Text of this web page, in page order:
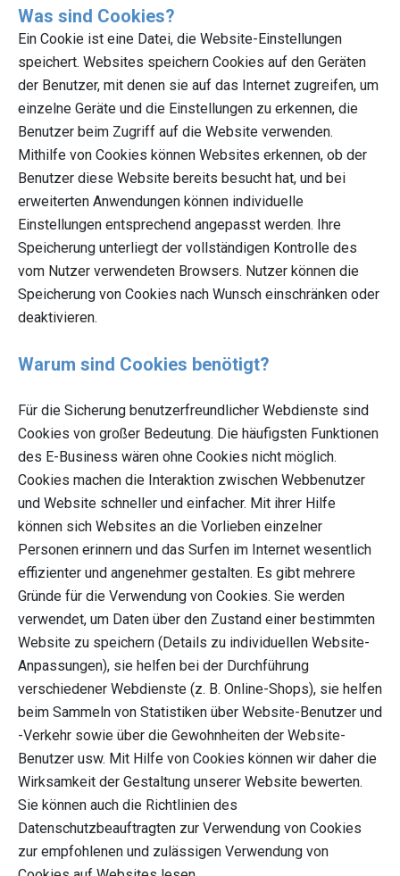
Was sind Cookies?
Ein Cookie ist eine Datei, die Website-Einstellungen
speichert. Websites speichern Cookies auf den Geräten
der Benutzer, mit denen sie auf das Internet zugreifen, um
einzelne Geräte und die Einstellungen zu erkennen, die
Benutzer beim Zugriff auf die Website verwenden.
Mithilfe von Cookies können Websites erkennen, ob der
Benutzer diese Website bereits besucht hat, und bei
erweiterten Anwendungen können individuelle
Einstellungen entsprechend angepasst werden. Ihre
Speicherung unterliegt der vollständigen Kontrolle des
vom Nutzer verwendeten Browsers. Nutzer können die
Speicherung von Cookies nach Wunsch einschränken oder
deaktivieren.
Warum sind Cookies benötigt?
Für die Sicherung benutzerfreundlicher Webdienste sind
Cookies von großer Bedeutung. Die häufigsten Funktionen
des E-Business wären ohne Cookies nicht möglich.
Cookies machen die Interaktion zwischen Webbenutzer
und Website schneller und einfacher. Mit ihrer Hilfe
können sich Websites an die Vorlieben einzelner
Personen erinnern und das Surfen im Internet wesentlich
effizienter und angenehmer gestalten. Es gibt mehrere
Gründe für die Verwendung von Cookies. Sie werden
verwendet, um Daten über den Zustand einer bestimmten
Website zu speichern (Details zu individuellen Website-
Anpassungen), sie helfen bei der Durchführung
verschiedener Webdienste (z. B. Online-Shops), sie helfen
beim Sammeln von Statistiken über Website-Benutzer und
-Verkehr sowie über die Gewohnheiten der Website-
Benutzer usw. Mit Hilfe von Cookies können wir daher die
Wirksamkeit der Gestaltung unserer Website bewerten.
Sie können auch die Richtlinien des
Datenschutzbeauftragten zur Verwendung von Cookies
zur empfohlenen und zulässigen Verwendung von